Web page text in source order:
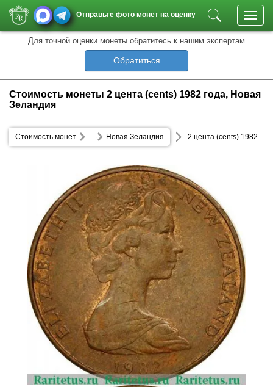
Отправьте фото монет на оценку
Для точной оценки монеты обратитесь к нашим экспертам
Обратиться
Стоимость монеты 2 цента (cents) 1982 года, Новая
Зеландия
Стоимость монет Новая Зеландия
... 2 цента (cents) 1982